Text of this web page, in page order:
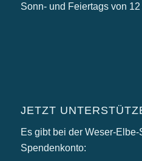
Sonn- und Feiertags von
JETZT
Es gibt bei der Weser-
Spendenkonto: